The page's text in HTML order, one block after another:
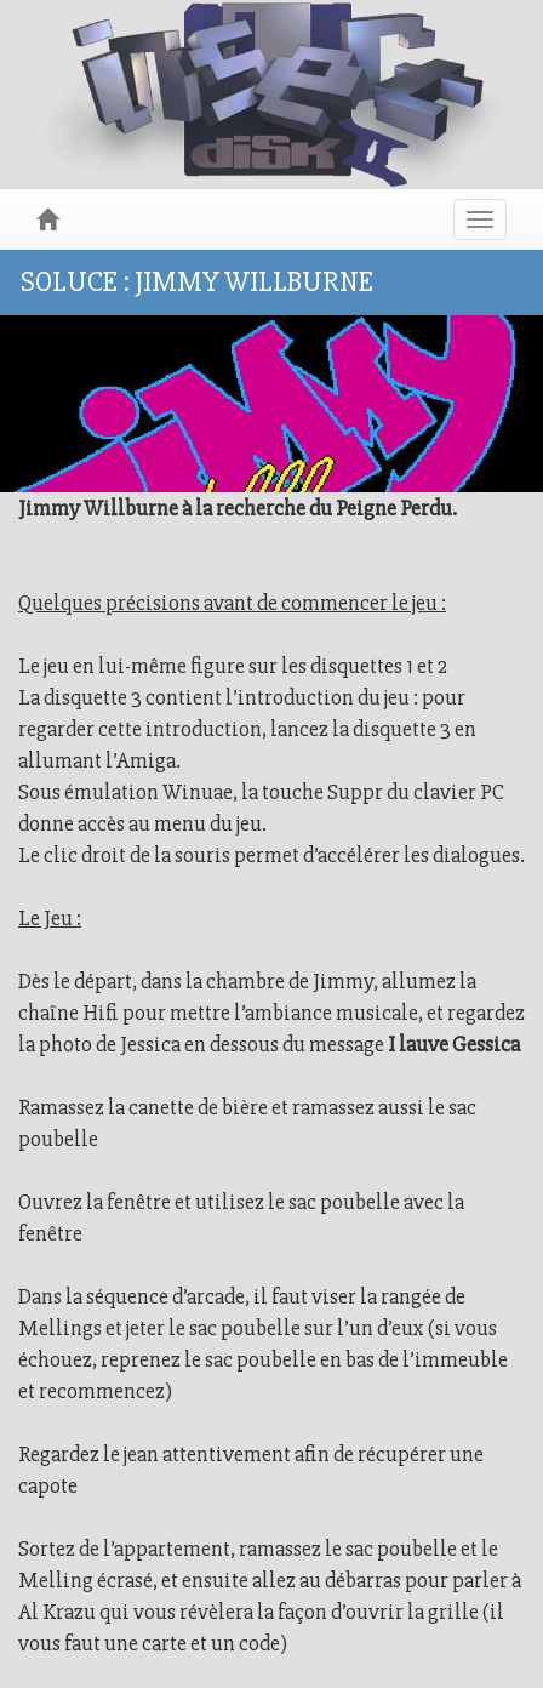
Toggle
SOLUCE : JIMMY WILLBURNE
Jimmy Willburne à la recherche du Peigne Perdu.
Quelques précisions avant de commencer le jeu :
Le jeu en lui-même figure sur les disquettes 1 et 2
La disquette 3 contient l’introduction du jeu : pour
regarder cette introduction, lancez la disquette 3 en
allumant l’Amiga.
Sous émulation Winuae, la touche Suppr du clavier PC
donne accès au menu du jeu.
Le clic droit de la souris permet d’accélérer les dialogues.
Le Jeu :
Dès le départ, dans la chambre de Jimmy, allumez la
chaîne Hifi pour mettre l’ambiance musicale, et regardez
la photo de Jessica en dessous du message I lauve Gessica
Ramassez la canette de bière et ramassez aussi le sac
poubelle
Ouvrez la fenêtre et utilisez le sac poubelle avec la
fenêtre
Dans la séquence d’arcade, il faut viser la rangée de
Mellings et jeter le sac poubelle sur l’un d’eux (si vous
échouez, reprenez le sac poubelle en bas de l’immeuble
et recommencez)
Regardez le jean attentivement afin de récupérer une
capote
Sortez de l’appartement, ramassez le sac poubelle et le
Melling écrasé, et ensuite allez au débarras pour parler à
Al Krazu qui vous révèlera la façon d’ouvrir la grille (il
vous faut une carte et un code)